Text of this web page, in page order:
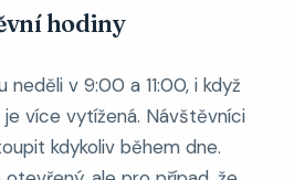
hodiny
neděli v 9:00 a 11:00, i když
více vytížená. Návštěvníci
kdykoliv během dne.